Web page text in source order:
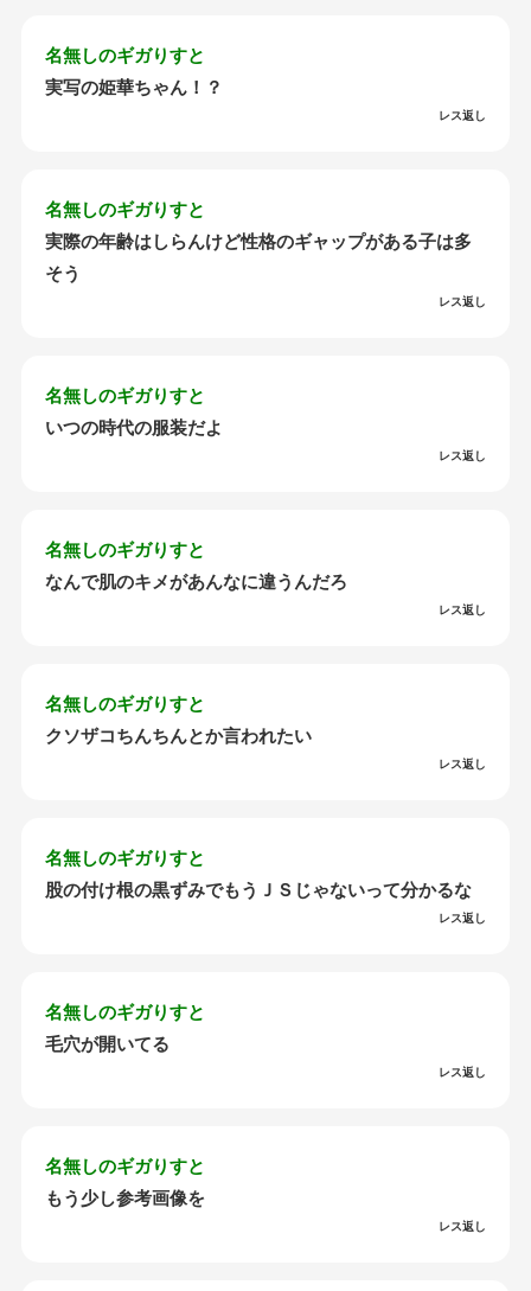
名無しのギガりすと
実写の姫華ちゃん！？
レス返し
名無しのギガりすと
実際の年齢はしらんけど性格のギャップがある子は多
そう
レス返し
名無しのギガりすと
いつの時代の服装だよ
レス返し
名無しのギガりすと
なんで肌のキメがあんなに違うんだろ
レス返し
名無しのギガりすと
クソザコちんちんとか言われたい
レス返し
名無しのギガりすと
股の付け根の黒ずみでもうＪＳじゃないって分かるな
レス返し
名無しのギガりすと
毛穴が開いてる
レス返し
名無しのギガりすと
もう少し参考画像を
レス返し